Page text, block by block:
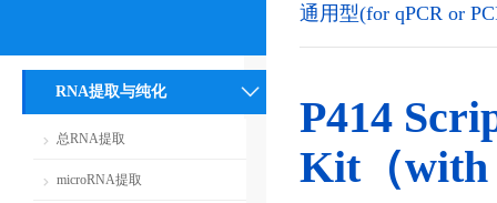
RNA提取与纯化
总RNA提取
microRNA提取
通用型(for qPCR or
P414
Kit（with